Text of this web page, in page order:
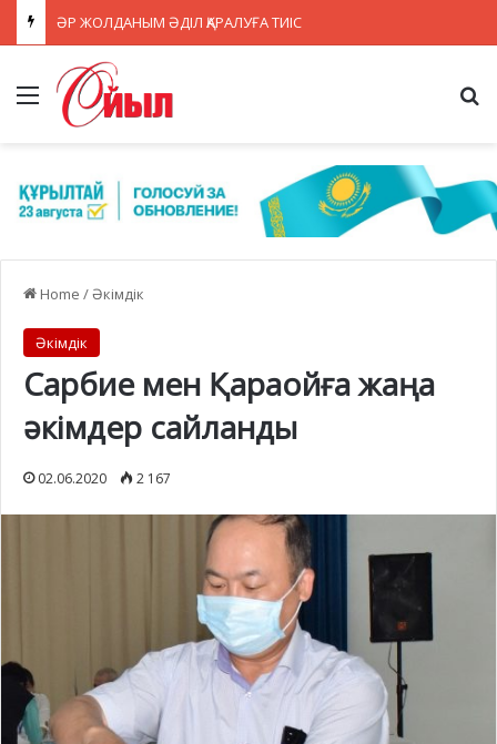
ӘР ЖОЛДАНЫМ ӘДІЛ ҚАРАЛУҒА ТИІС
Menu
Home /Әкімдік
Әкімдік
Сарбие мен Қараойға жаңа
әкімдер сайланды
02.06.2020 2 167